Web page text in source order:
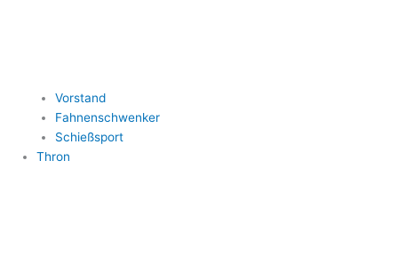
Vorstand
Fahnenschwenker
Schießsport
Thron